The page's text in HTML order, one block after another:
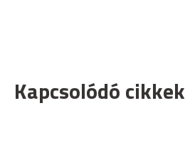
Kapcsolódó cikkek